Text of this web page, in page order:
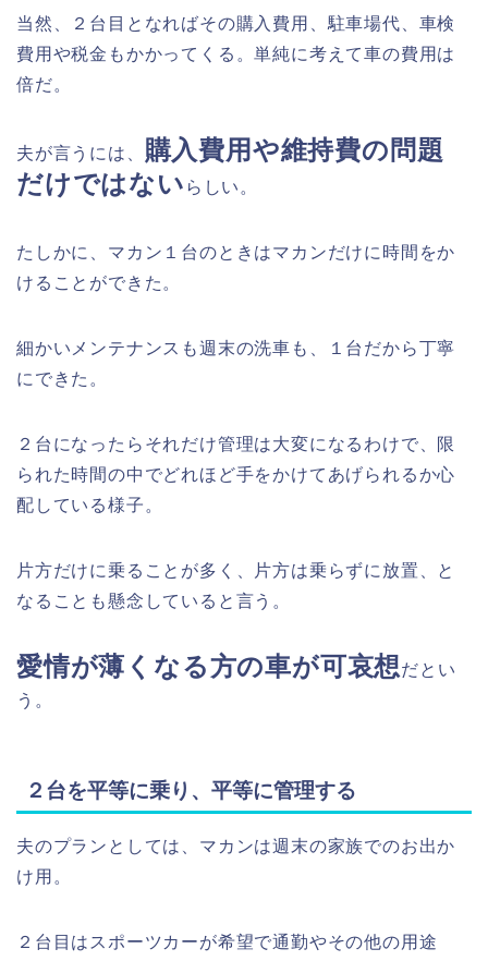
当然、２台目となればその購入費用、駐車場代、車検
費用や税金もかかってくる。単純に考えて車の費用は
倍だ。
夫が言うには、 購入費用や維持費の問題
だけではない らしい。
たしかに、マカン１台のときはマカンだけに時間をか
けることができた。
細かいメンテナンスも週末の洗車も、１台だから丁寧
にできた。
２台になったらそれだけ管理は大変になるわけで、限
られた時間の中でどれほど手をかけてあげられるか心
配している様子。
片方だけに乗ることが多く、片方は乗らずに放置、と
なることも懸念していると言う。
愛情が薄くなる方の車が可哀想だとい
う。
２台を平等に乗り、平等に管理する
夫のプランとしては、マカンは週末の家族でのお出か
け用。
２台目はスポーツカーが希望で通勤やその他の用途